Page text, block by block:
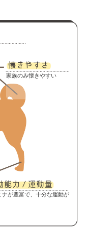
家族のみ懐きやすい
ナが豊富で、十分な運動が